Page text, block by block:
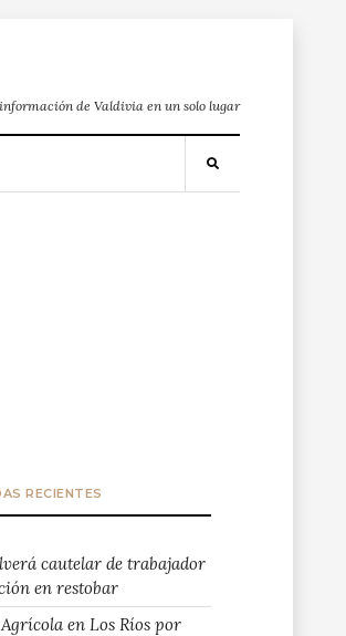
de Valdivia en un solo lugar
RECIENTES
cautelar de trabajador
en restobar
en Los Ríos por